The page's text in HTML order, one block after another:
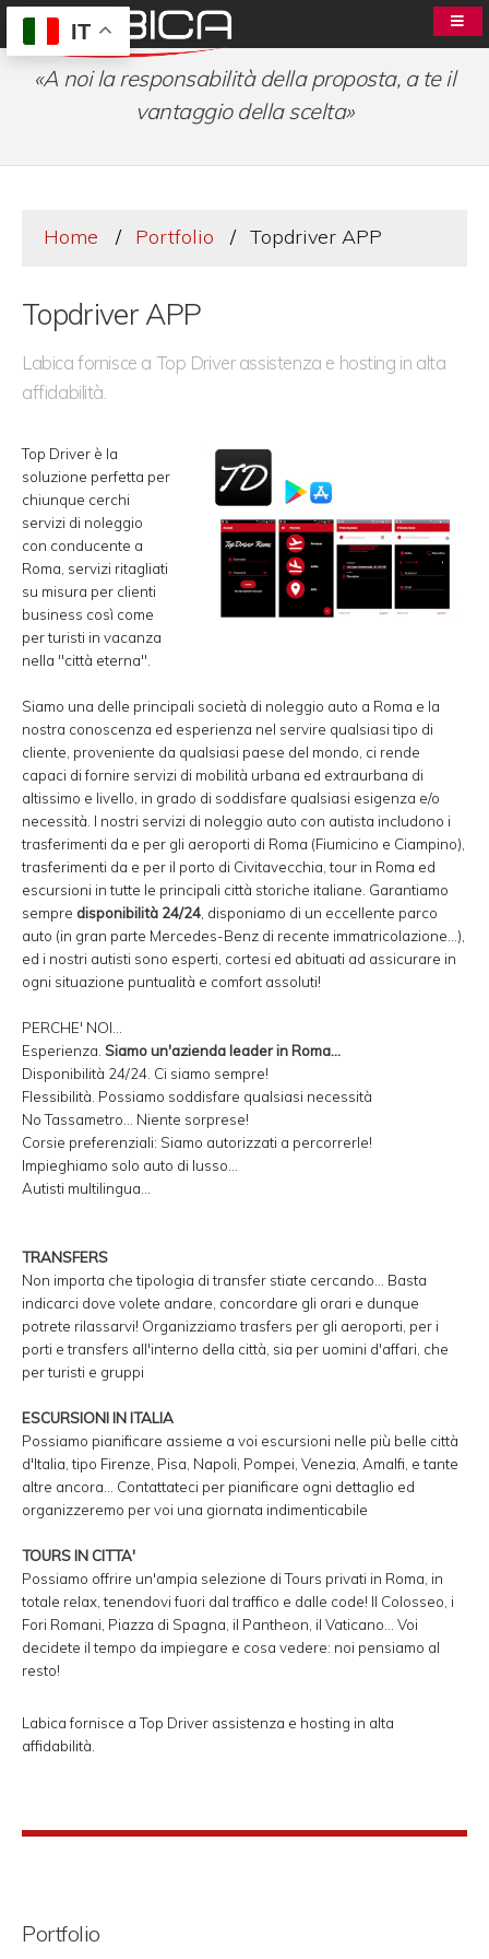
IT
«A noi la responsabilità della proposta, a te il
vantaggio della scelta»
Home Portfolio Topdriver APP
Topdriver APP
Labica fornisce a Top Driver assistenza e hosting in alta
affidabilità.
Top Driver è la
soluzione perfetta per
chiunque cerchi
servizi di noleggio
con conducente a
Roma, servizi ritagliati
su misura per clienti
business così come
per turisti in vacanza
nella "città eterna".
Siamo una delle principali società di noleggio auto a Roma e la
nostra conoscenza ed esperienza nel servire qualsiasi tipo di
cliente, proveniente da qualsiasi paese del mondo, ci rende
capaci di fornire servizi di mobilità urbana ed extraurbana di
altissimo e livello, in grado di soddisfare qualsiasi esigenza e/o
necessità. I nostri servizi di noleggio auto con autista includono i
trasferimenti da e per gli aeroporti di Roma (Fiumicino e Ciampino),
trasferimenti da e per il porto di Civitavecchia, tour in Roma ed
escursioni in tutte le principali città storiche italiane. Garantiamo
sempre disponibilità 24/24 , disponiamo di un eccellente parco
auto (in gran parte Mercedes-Benz di recente immatricolazione...),
ed i nostri autisti sono esperti, cortesi ed abituati ad assicurare in
ogni situazione puntualità e comfort assoluti!
PERCHE' NOI...
Esperienza. Siamo un'azienda leader in Roma...
Disponibilità 24/24. Ci siamo sempre!
Flessibilità. Possiamo soddisfare qualsiasi necessità
No Tassametro... Niente sorprese!
Corsie preferenziali: Siamo autorizzati a percorrerle!
Impieghiamo solo auto di lusso...
Autisti multilingua...
TRANSFERS
Non importa che tipologia di transfer stiate cercando... Basta
indicarci dove volete andare, concordare gli orari e dunque
potrete rilassarvi! Organizziamo trasfers per gli aeroporti, per i
porti e transfers all'interno della città, sia per uomini d'affari, che
per turisti e gruppi
ESCURSIONI IN ITALIA
Possiamo pianificare assieme a voi escursioni nelle più belle città
d'Italia, tipo Firenze, Pisa, Napoli, Pompei, Venezia, Amalfi, e tante
altre ancora... Contattateci per pianificare ogni dettaglio ed
organizzeremo per voi una giornata indimenticabile
TOURS IN CITTA'
Possiamo offrire un'ampia selezione di Tours privati in Roma, in
totale relax, tenendovi fuori dal traffico e dalle code! Il Colosseo, i
Fori Romani, Piazza di Spagna, il Pantheon, il Vaticano... Voi
decidete il tempo da impiegare e cosa vedere: noi pensiamo al
resto!
Labica fornisce a Top Driver assistenza e hosting in alta
affidabilità.
Portfolio